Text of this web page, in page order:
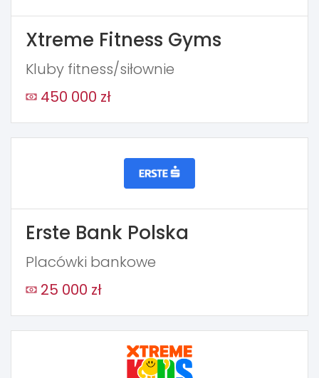
Xtreme Fitness Gyms
Kluby fitness/siłownie
450 000 zł
Erste Bank Polska
Placówki bankowe
25 000 zł